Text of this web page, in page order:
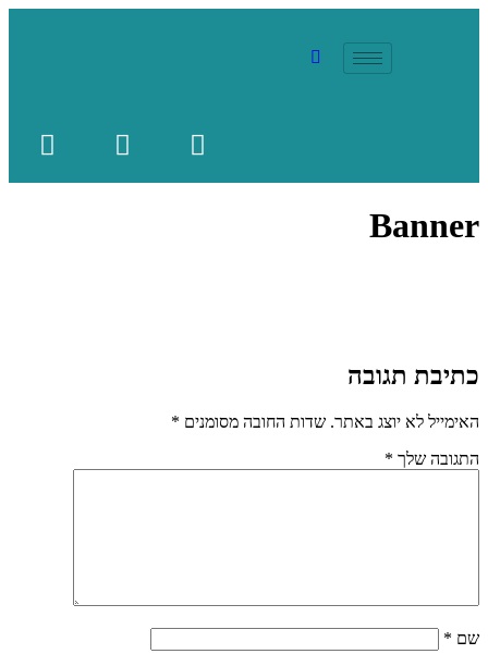
Banner
כתיבת תגובה
האימייל לא יוצג באתר. שדות החובה מסומנים *
התגובה שלך *
שם *